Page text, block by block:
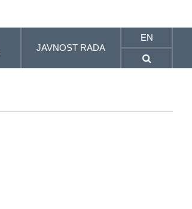
JAVNOST RADA
EN